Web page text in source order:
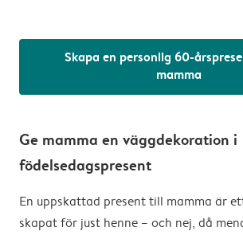
Skapa en personlig 60-
mamma
Ge mamma en väggdekoration i
födelsedagspresent
En uppskattad present till mamma är
skapat för just henne – och nej, då